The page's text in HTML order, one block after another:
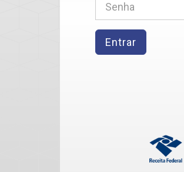
Entrar